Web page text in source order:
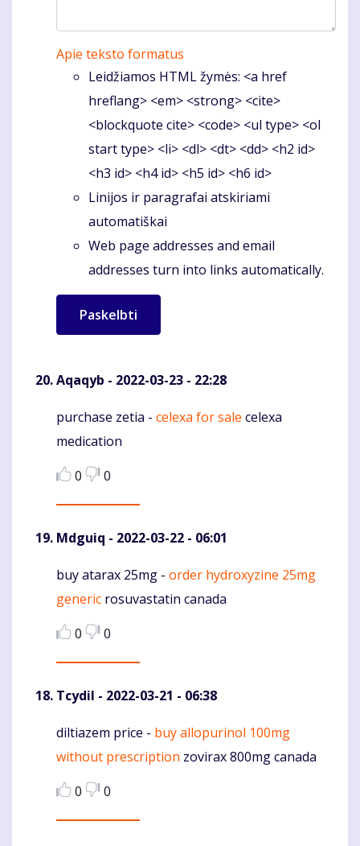
Apie teksto formatus
Leidžiamos HTML žymės: <a href
hreflang> <em> <strong> <cite>
<blockquote cite> <code> <ul type> <ol
start type> <li> <dl> <dt> <dd> <h2 id>
<h3 id> <h4 id> <h5 id> <h6 id>
Linijos ir paragrafai atskiriami
automatiškai
Web page addresses and email
addresses turn into links automatically.
Aqaqyb - 2022-03-23 - 22:28
Komentaras
purchase zetia - celexa for sale celexa
medication
0
0
Mdguiq - 2022-03-22 - 06:01
Komentaras
buy atarax 25mg - order hydroxyzine 25mg
generic rosuvastatin canada
0
0
Tcydil - 2022-03-21 - 06:38
Komentaras
diltiazem price - buy allopurinol 100mg
without prescription zovirax 800mg canada
0
0